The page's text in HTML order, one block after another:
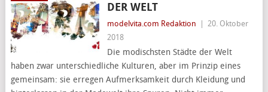
DER WELT
modelvita.com Redaktion
20. Oktober
2018
Die modischsten Städte der Welt
haben zwar unterschiedliche Kulturen, aber im Prinzip eines
gemeinsam: sie erregen Aufmerksamkeit durch Kleidung und